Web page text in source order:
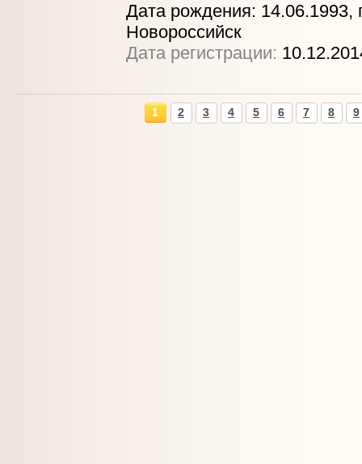
Дата рождения: 14.06.1993,
Новороссийск
Дата регистрации:
1 2 3 4 5 6 7 8 9